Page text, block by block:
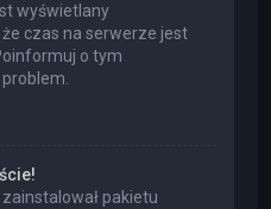
wyświetlany
czas na serwerze jest
o tym
pakietu